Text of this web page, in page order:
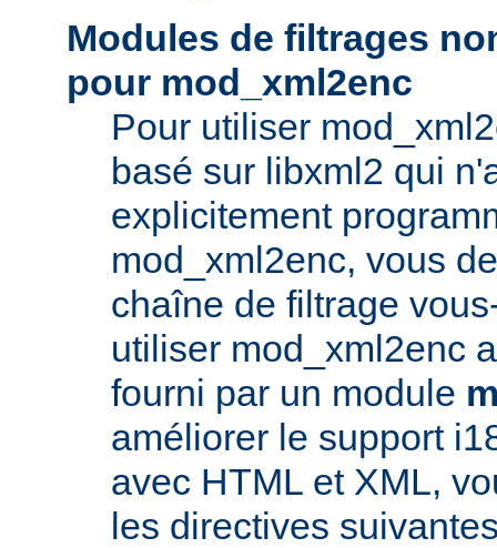
Modules de filtrages
pour mod_xml2enc
Pour utiliser
basé sur libxml2 qui
explicitement
mod_xml2enc, vous
chaîne de filtrage
utiliser mod_xml2enc
fourni par un module
améliorer le support
avec HTML et XML,
les directives